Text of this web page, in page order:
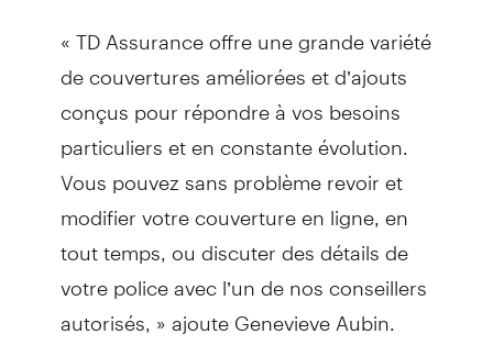
« TD Assurance offre une grande variété
de couvertures améliorées et d’ajouts
conçus pour répondre à vos besoins
particuliers et en constante évolution.
Vous pouvez sans problème revoir et
modifier votre couverture en ligne, en
tout temps, ou discuter des détails de
votre police avec l’un de nos conseillers
autorisés, » ajoute Genevieve Aubin.